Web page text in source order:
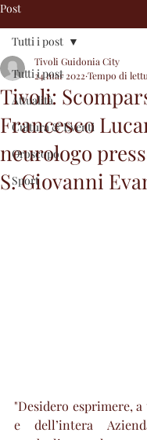
Post
Tutti i post
Attualità
Cultura & Eventi
Oroscopo
Sport
Tutti i post
Tivoli:
Francesco
neurologo
S. Giovanni
Tivoli Guidonia City
24 mar 2022 Tempo di
"Desidero esprimere,
e dell’intera